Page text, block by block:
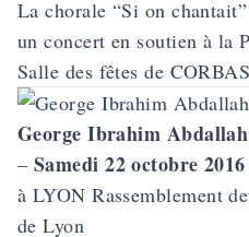
La chorale “Si on
un concert en soutien à la
Salle des fêtes de CORBAS
George Ibrahim Abdallah
– Samedi 22 octobre 2016
à LYON Rassemblement
de Lyon